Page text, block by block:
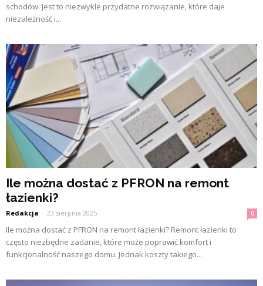
schodów. Jest to niezwykle przydatne rozwiązanie, które daje
niezależność i...
Ile można dostać z PFRON na remont
łazienki?
Redakcja - 23 sierpnia 2025 0
Ile można dostać z PFRON na remont łazienki? Remont łazienki to
często niezbędne zadanie, które może poprawić komfort i
funkcjonalność naszego domu. Jednak koszty takiego...